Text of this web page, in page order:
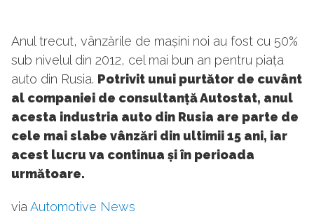
Anul trecut, vânzările de mașini noi au fost cu 50%
sub nivelul din 2012, cel mai bun an pentru piața
auto din Rusia. Potrivit unui purtător de cuvânt
al companiei de consultanță Autostat, anul
acesta industria auto din Rusia are parte de
cele mai slabe vânzări din ultimii 15 ani, iar
acest lucru va continua și în perioada
următoare.
via Automotive News